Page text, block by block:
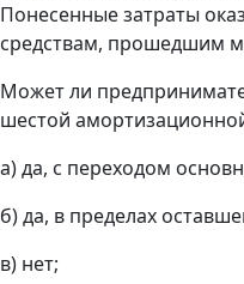
Понесенные затраты
средствам, прошедшим
Может ли
шестой
а) да, с переходом
б) да, в пределах
в) нет;